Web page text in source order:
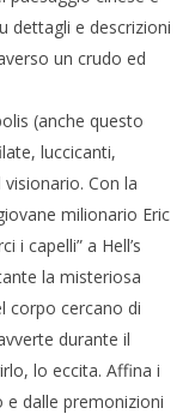
dettagli e descrizioni
un crudo ed
(anche questo
luccicanti,
Con la
milionario Eric
i capelli” a Hell’s
la misteriosa
corpo cercano di
durante il
lo eccita. Affina i
e dalle premonizioni